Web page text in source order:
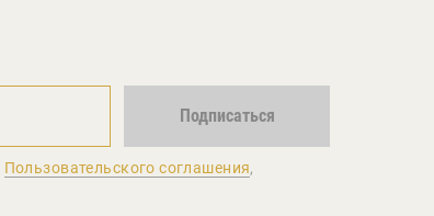
Подписаться
Пользовательского соглашения,